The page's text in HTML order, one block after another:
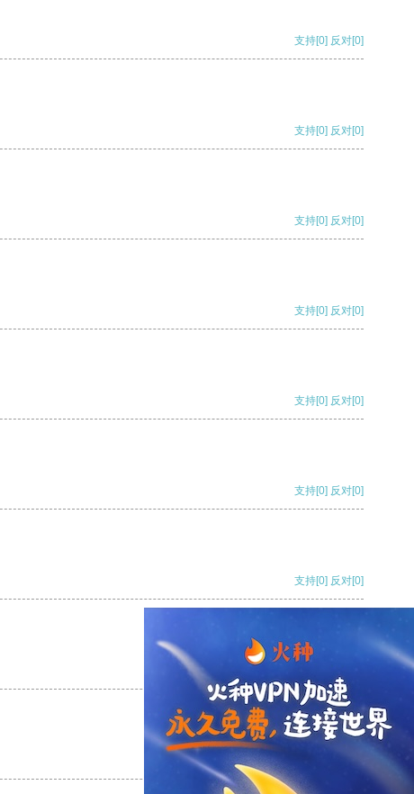
支持[0] 反对[0]
支持[0] 反对[0]
支持[0] 反对[0]
支持[0] 反对[0]
支持[0] 反对[0]
支持[0] 反对[0]
支持[0] 反对[0]
反对